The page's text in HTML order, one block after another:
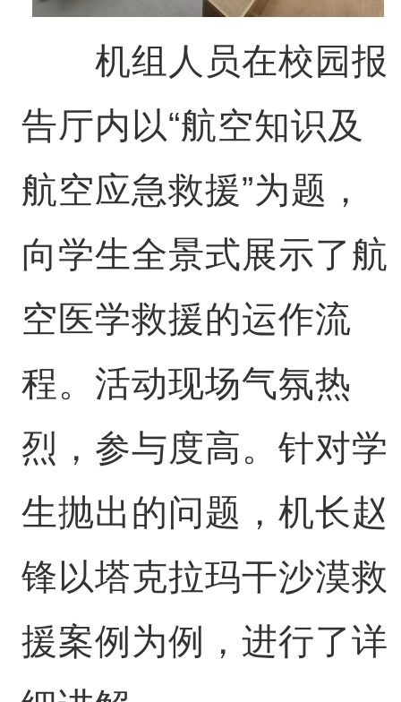
机组人员在校园报
告厅内以“航空知识及
航空应急救援”为题，
向学生全景式展示了航
空医学救援的运作流
程。活动现场气氛热
烈，参与度高。针对学
生抛出的问题，机长赵
锋以塔克拉玛干沙漠救
援案例为例，进行了详